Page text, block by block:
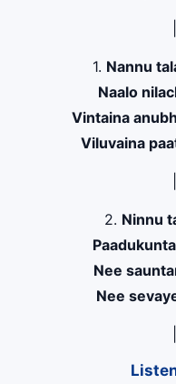
1. Nannu
Naalo
Vintaina
Viluvaina
2. Ninnu
Nee
Nee